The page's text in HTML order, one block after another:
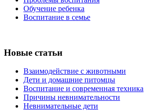
Обучение ребенка
Воспитание в семье
Новые статьи
Взаимодействие с животными
Дети и домашние питомцы
Воспитание и современная техника
Причины невнимательности
Невнимательные дети